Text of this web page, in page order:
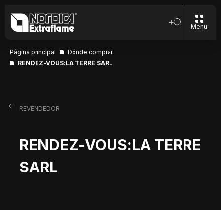
Menu
Página principal
Dónde comprar
RENDEZ-VOUS:LA TERRE SARL
REVENDEDOR
RENDEZ-VOUS:LA TERRE
SARL